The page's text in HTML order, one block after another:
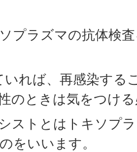
プラズマの抗体検
いれば、再感染する
のときは気をつけ
シストとはトキソプ
をいいます。